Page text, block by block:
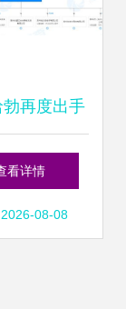
再度出手
京芯视界微
计投资企
看详情
08-08